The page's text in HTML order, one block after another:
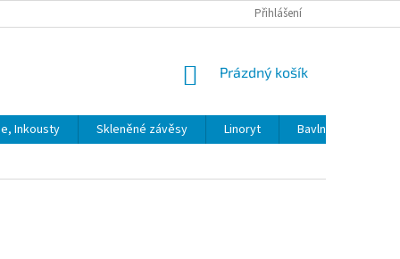
Přihlášení
NÁKUPNÍ
Prázdný košík
Inkousty Skleněné závěsy Linoryt Bavlna